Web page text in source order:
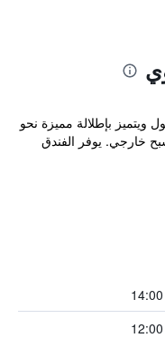
ويتميز بإطلالة مميزة نحو
خارجي. يوفر الفندق
14:00
12:00